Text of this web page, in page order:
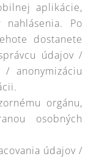
aplikácie,
Po
dostanete
údajov /
anonymizáciu
orgánu,
osobných
údajov /